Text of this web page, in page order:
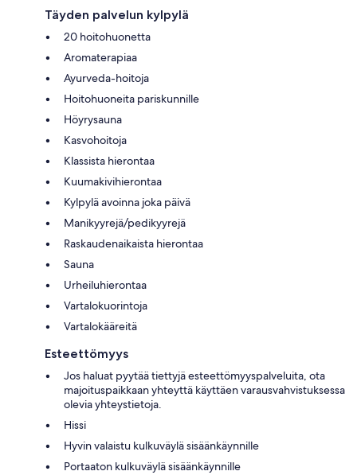
Täyden palvelun kylpylä
20 hoitohuonetta
Aromaterapiaa
Ayurveda-hoitoja
Hoitohuoneita pariskunnille
Höyrysauna
Kasvohoitoja
Klassista hierontaa
Kuumakivihierontaa
Kylpylä avoinna joka päivä
Manikyyrejä/pedikyyrejä
Raskaudenaikaista hierontaa
Sauna
Urheiluhierontaa
Vartalokuorintoja
Vartalokääreitä
Esteettömyys
Jos haluat pyytää tiettyjä esteettömyyspalveluita, ota
majoituspaikkaan yhteyttä käyttäen varausvahvistuksessa
olevia yhteystietoja.
Hissi
Hyvin valaistu kulkuväylä sisäänkäynnille
Portaaton kulkuväylä sisäänkäynnille